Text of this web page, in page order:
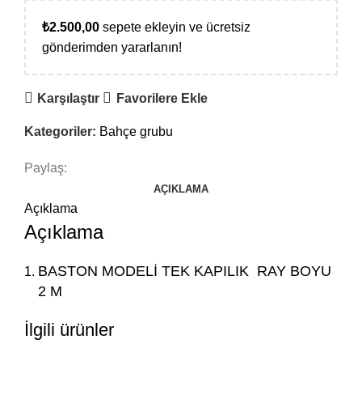
₺2.500,00 sepete ekleyin ve ücretsiz
gönderimden yararlanın!
Karşılaştır Favorilere Ekle
Kategoriler: Bahçe grubu
Paylaş:
AÇIKLAMA
Açıklama
Açıklama
BASTON MODELİ TEK KAPILIK RAY BOYU
2 M
İlgili ürünler